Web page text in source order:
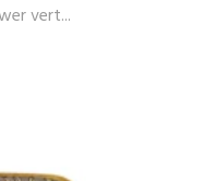
vert...